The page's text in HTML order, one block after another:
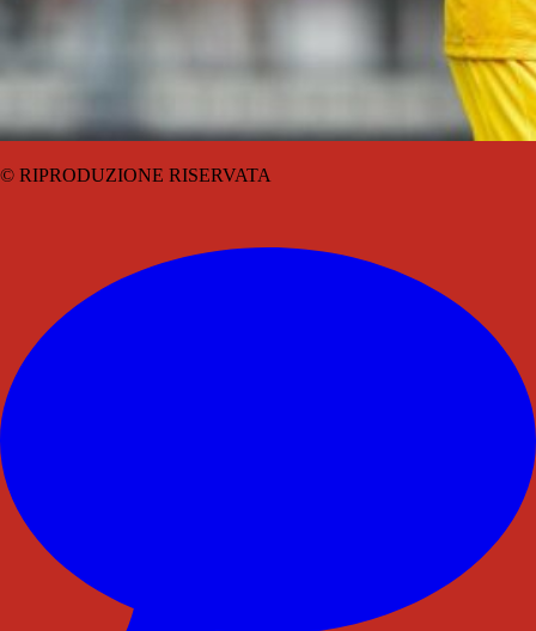
© RIPRODUZIONE RISERVATA